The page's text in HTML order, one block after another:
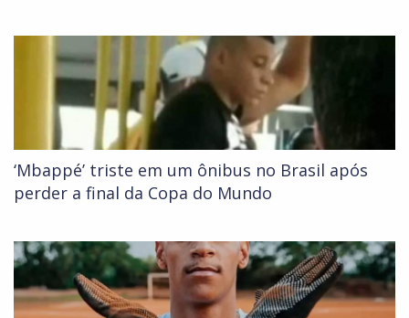
‘Mbappé’ triste em um ônibus no Brasil após
perder a final da Copa do Mundo